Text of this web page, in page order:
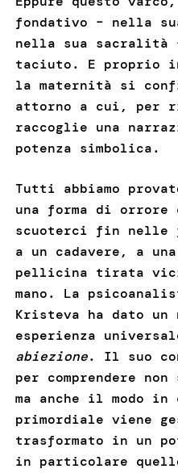
fondativo – nella
nella sua sacralità
taciuto. E proprio
la maternità si
attorno a cui, per
raccoglie una
potenza simbolica.
Tutti abbiamo
una forma di orrore
scuoterci fin nelle
a un cadavere, a
pellicina tirata
mano. La
Kristeva ha dato un
esperienza
abiezione. Il suo
per comprendere
ma anche il modo in
primordiale viene
trasformato in un
in particolare